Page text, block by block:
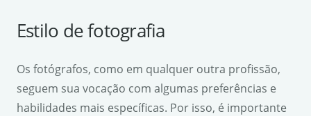
Estilo de fotografia
Os fotógrafos, como em qualquer outra profissão,
seguem sua vocação com algumas preferências e
habilidades mais específicas. Por isso, é importante